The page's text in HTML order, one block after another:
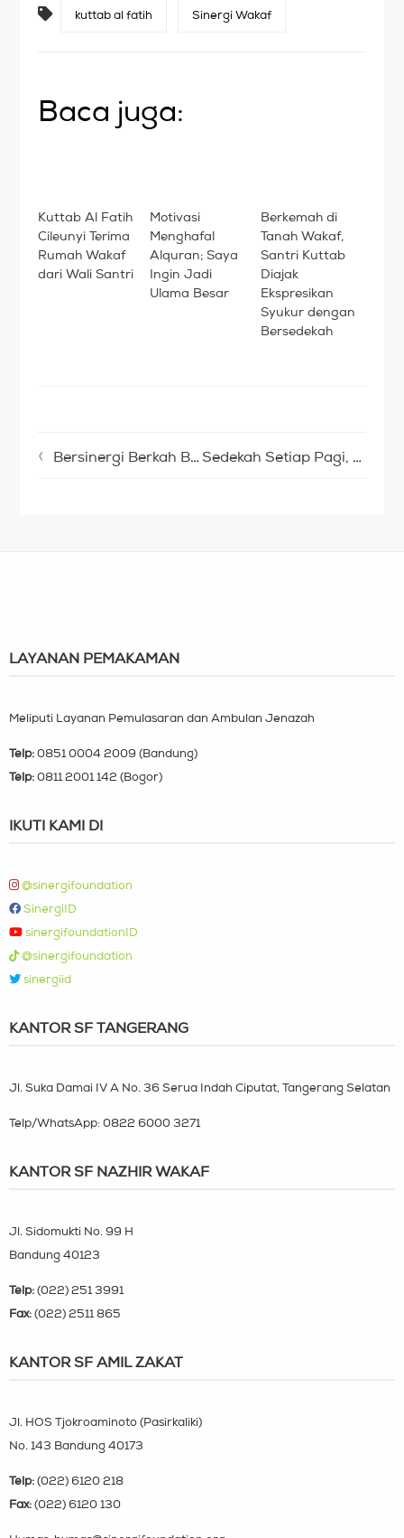
kuttab al fatih Sinergi Wakaf
Baca juga:
Kuttab Al Fatih
Cileunyi Terima
Rumah Wakaf
dari Wali Santri
Motivasi
Menghafal
Alquran; Saya
Ingin Jadi
Ulama Besar
Berkemah di
Tanah Wakaf,
Santri Kuttab
Diajak
Ekspresikan
Syukur dengan
Bersedekah
Bersinergi Berkah Buka Puasa di Lumbung Desa Sedekah Setiap Pagi, Menjemput Berkah Sepanjang Hari
LAYANAN PEMAKAMAN
Meliputi Layanan Pemulasaran dan Ambulan Jenazah
Telp: 0851 0004 2009 (Bandung)
Telp: 0811 2001 142 (Bogor)
IKUTI KAMI DI
@sinergifoundation
SinergiID
sinergifoundationID
@sinergifoundation
sinergiid
KANTOR SF TANGERANG
Jl. Suka Damai IV A No. 36 Serua Indah Ciputat, Tangerang Selatan
Telp/WhatsApp: 0822 6000 3271
KANTOR SF NAZHIR WAKAF
Jl. Sidomukti No. 99 H
Bandung 40123
Telp: (022) 251 3991
Fax: (022) 2511 865
KANTOR SF AMIL ZAKAT
Jl. HOS Tjokroaminoto (Pasirkaliki)
No. 143 Bandung 40173
Telp: (022) 6120 218
Fax: (022) 6120 130